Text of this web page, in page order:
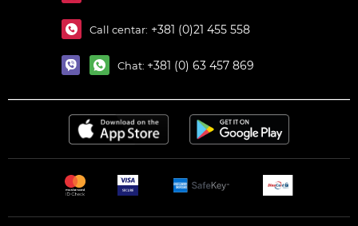
Call centar: +381 (0)21 455 558
Chat: +381 (0) 63 457 869